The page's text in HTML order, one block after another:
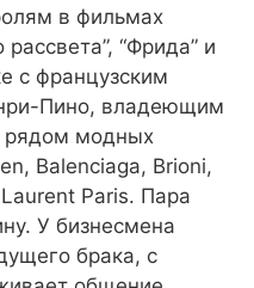
в фильмах
“Фрида” и
с французским
Пино, владеющим
рядом модных
Balenciaga, Brioni,
Paris. Пара
У бизнесмена
брака, с